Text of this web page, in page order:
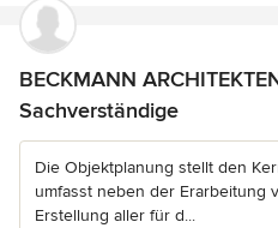
BECKMANN
Sachverständige
Die Objektplanung stellt den
umfasst neben der Erarbeitung
Erstellung aller für d...